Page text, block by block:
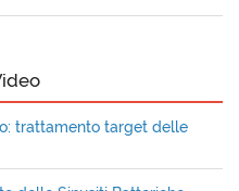
trattamento target delle